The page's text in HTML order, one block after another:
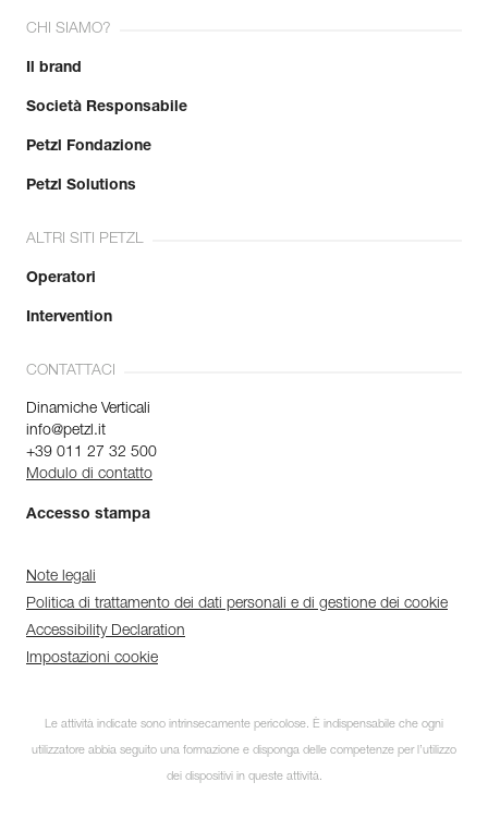
CHI SIAMO?
Il brand
Società Responsabile
Petzl Fondazione
Petzl Solutions
ALTRI SITI PETZL
Operatori
Intervention
CONTATTACI
Dinamiche Verticali
info@petzl.it
+39 011 27 32 500
Modulo di contatto
Accesso stampa
Note legali
Politica di trattamento dei dati personali e di gestione dei cookie
Accessibility Declaration
Impostazioni cookie
Le attività indicate sono intrinsecamente pericolose. È indispensabile che ogni
utilizzatore abbia seguito una formazione e disponga delle competenze per l’utilizzo
dei dispositivi in queste attività.